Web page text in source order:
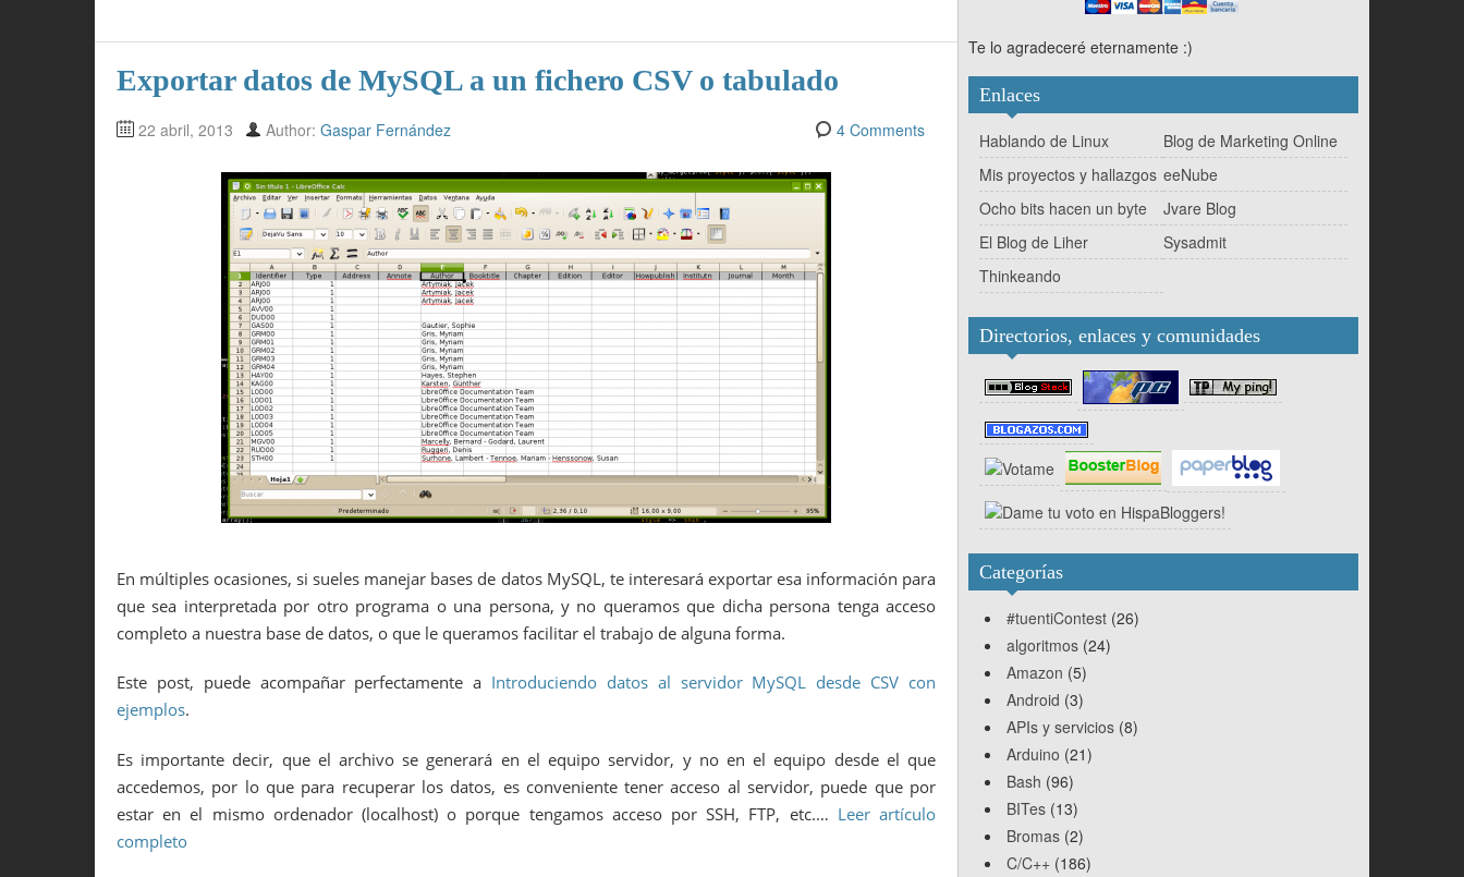
Exportar datos de MySQL a un fichero CSV o tabulado
22 abril, 2013 Author: Gaspar Fernández 4 Comments
En múltiples ocasiones, si sueles manejar bases de datos MySQL, te interesará exportar esa información para
que sea interpretada por otro programa o una persona, y no queramos que dicha persona tenga acceso
completo a nuestra base de datos, o que le queramos facilitar el trabajo de alguna forma.
Este post, puede acompañar perfectamente a Introduciendo datos al servidor MySQL desde CSV con
ejemplos.
Es importante decir, que el archivo se generará en el equipo servidor, y no en el equipo desde el que
accedemos, por lo que para recuperar los datos, es conveniente tener acceso al servidor, puede que por
estar en el mismo ordenador (localhost) o porque tengamos acceso por SSH, FTP, etc.… Leer artículo
completo
Te lo agradeceré eternamente :)
Enlaces
Hablando de Linux
Blog de Marketing Online
Mis proyectos y hallazgos eeNube
Ocho bits hacen un byte
Jvare Blog
El Blog de Liher
Sysadmit
Thinkeando
Directorios, enlaces y comunidades
Categorías
#tuentiContest (26)
algoritmos (24)
Amazon (5)
Android (3)
APIs y servicios (8)
Arduino (21)
Bash (96)
BITes (13)
Bromas (2)
C/C++ (186)